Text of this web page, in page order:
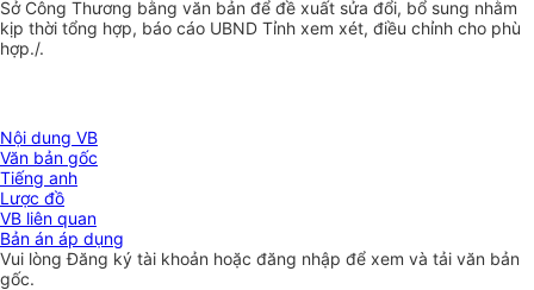
Sở Công Thương bằng văn bản để đề xuất sửa đổi, bổ sung nhằm
kịp thời tổng hợp, báo cáo UBND Tỉnh xem xét, điều chỉnh cho phù
hợp./.
Nội dung VB
Văn bản gốc
Tiếng anh
Lược đồ
VB liên quan
Bản án áp dụng
Vui lòngĐăng ký tài khoản hoặc đăng nhập để xem và tải văn bản
gốc.